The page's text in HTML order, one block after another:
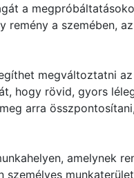
a
remény a szemében,
megváltoztatni
hogy rövid, gyors
arra
amelynek
személyes